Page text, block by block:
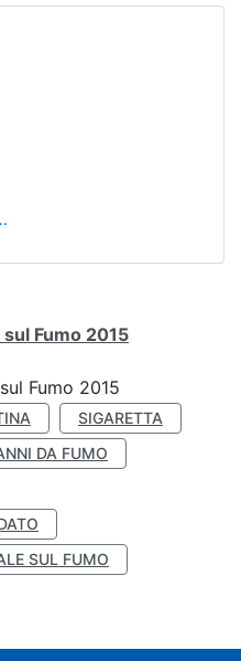
Fumo 2015
Fumo 2015
SIGARETTA
DA FUMO
SUL FUMO